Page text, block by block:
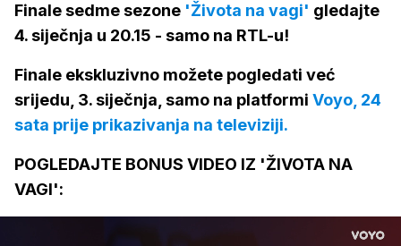
Finale sedme sezone 'Života na vagi' gledajte
4. siječnja u 20.15 - samo na RTL-u!
Finale ekskluzivno možete pogledati već
srijedu, 3. siječnja, samo na platformi Voyo, 24
sata prije prikazivanja na televiziji.
POGLEDAJTE BONUS VIDEO IZ 'ŽIVOTA NA
VAGI':